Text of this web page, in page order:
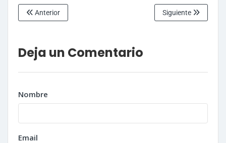
Anterior Siguiente
Deja un Comentario
Nombre
Email